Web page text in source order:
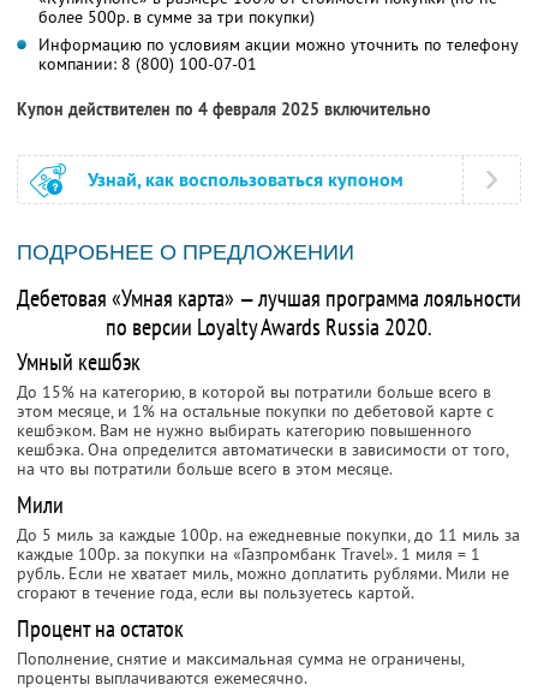
более 500р. в сумме за три покупки)
Информацию по условиям акции можно уточнить по телефону
компании: 8 (800) 100-07-01
Купон действителен по 4 февраля 2025 включительно
Узнай, как воспользоваться купоном
ПОДРОБНЕЕ О ПРЕДЛОЖЕНИИ
Дебетовая «Умная карта» — лучшая программа лояльности
по версии Loyalty Awards Russia 2020.
Умный кешбэк
До 15% на категорию, в которой вы потратили больше всего в
этом месяце, и 1% на остальные покупки по дебетовой карте с
кешбэком. Вам не нужно выбирать категорию повышенного
кешбэка. Она определится автоматически в зависимости от того,
на что вы потратили больше всего в этом месяце.
Мили
До 5 миль за каждые 100р. на ежедневные покупки, до 11 миль за
каждые 100р. за покупки на «Газпромбанк Travel». 1 миля = 1
рубль. Если не хватает миль, можно доплатить рублями. Мили не
сгорают в течение года, если вы пользуетесь картой.
Процент на остаток
Пополнение, снятие и максимальная сумма не ограничены,
проценты выплачиваются ежемесячно.